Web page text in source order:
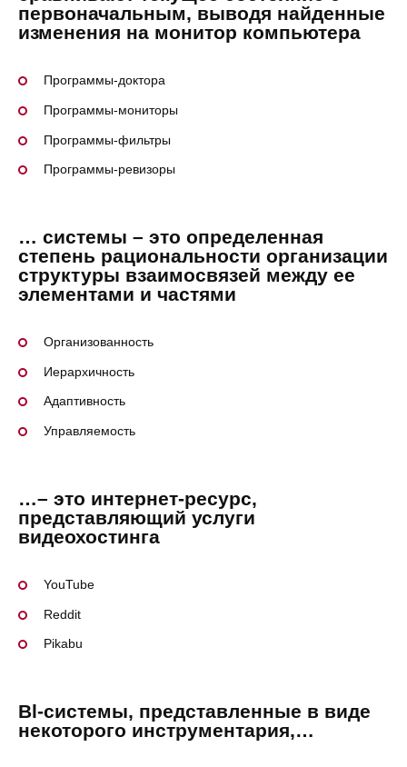
первоначальным, выводя найденные
изменения на монитор компьютера
Программы-доктора
Программы-мониторы
Программы-фильтры
Программы-ревизоры
… системы – это определенная
степень рациональности организации
структуры взаимосвязей между ее
элементами и частями
Организованность
Иерархичность
Адаптивность
Управляемость
…– это интернет-ресурс,
представляющий услуги
видеохостинга
YouTube
Reddit
Pikabu
Bl-системы, представленные в виде
некоторого инструментария,…